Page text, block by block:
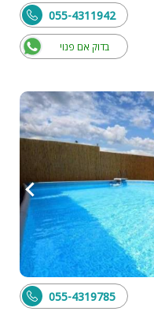
בדוק אם פנוי
055-4311942
055-4319785